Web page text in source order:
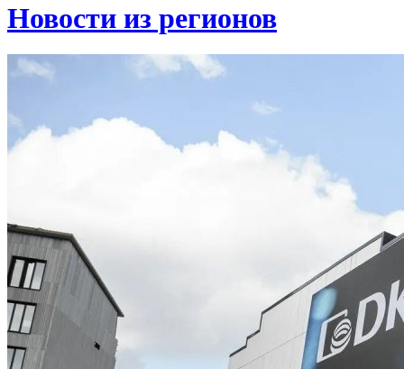
Новости из регионов